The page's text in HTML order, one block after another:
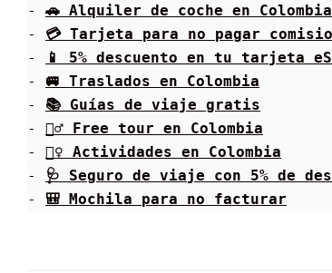
- 🚗 Alquiler de coche en Colombia
- 💳 Tarjeta para no pagar
-
📱 5% descuento en tu tarjeta
- 🚐 Traslados en Colombia
- 📚 Guías de viaje gratis
- 🚶‍♂️ Free tour en Colombia
- 🚶‍♀️ Actividades en Colombia
-
🩺 Seguro de viaje con 5% de
- 🎒 Mochila para no facturar